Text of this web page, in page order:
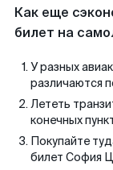
Как еще
билет на
У разных
различаются
Лететь
конечных
Покупайте
билет София